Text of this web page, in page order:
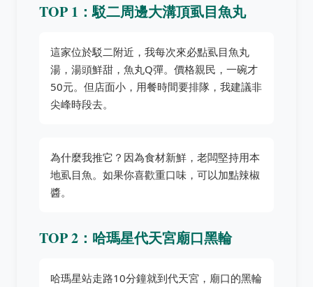
TOP 1：駁二周邊大溝頂虱目魚丸
這家位於駁二附近，我每次來必點虱目魚丸
湯，湯頭鮮甜，魚丸Q彈。價格親民，一碗才
50元。但店面小，用餐時間要排隊，我建議非
尖峰時段去。
為什麼我推它？因為食材新鮮，老闆堅持用本
地虱目魚。如果你喜歡重口味，可以加點辣椒
醬。
TOP 2：哈瑪星代天宮廟口黑輪
哈瑪星站走路10分鐘就到代天宮，廟口的黑輪